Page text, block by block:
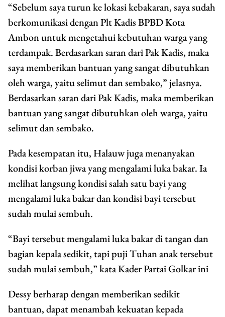
“Sebelum saya turun ke lokasi kebakaran, saya sudah
berkomunikasi dengan Plt Kadis BPBD Kota
Ambon untuk mengetahui kebutuhan warga yang
terdampak. Berdasarkan saran dari Pak Kadis, maka
saya memberikan bantuan yang sangat dibutuhkan
oleh warga, yaitu selimut dan sembako,” jelasnya.
Berdasarkan saran dari Pak Kadis, maka memberikan
bantuan yang sangat dibutuhkan oleh warga, yaitu
selimut dan sembako.
Pada kesempatan itu, Halauw juga menanyakan
kondisi korban jiwa yang mengalami luka bakar. Ia
melihat langsung kondisi salah satu bayi yang
mengalami luka bakar dan kondisi bayi tersebut
sudah mulai sembuh.
“Bayi tersebut mengalami luka bakar di tangan dan
bagian kepala sedikit, tapi puji Tuhan anak tersebut
sudah mulai sembuh,” kata Kader Partai Golkar ini
Dessy berharap dengan memberikan sedikit
bantuan, dapat menambah kekuatan kepada